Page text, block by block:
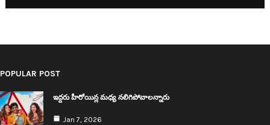
POPULAR POST
ఇద్ద‌రు హీరోయిన్ల మ‌ధ్య న‌లిగిపోవాల‌న్నారు
Jan 7, 2026